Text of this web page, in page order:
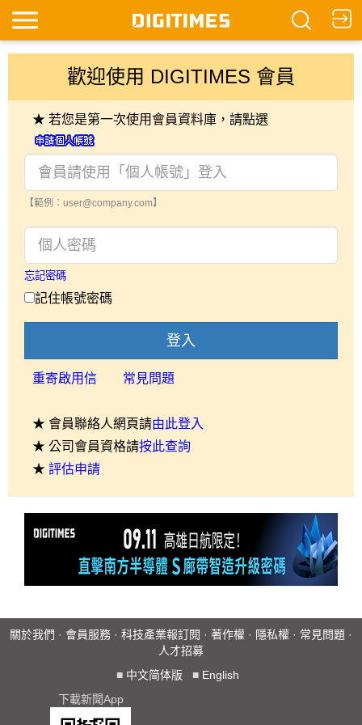
歡迎使用 DIGITIMES 會員
★ 若您是第一次使用會員資料庫，請點選
【範例：user@company.com】
忘記密碼
記住帳號密碼
登入
重寄啟用信 常見問題
★ 會員聯絡人網頁請由此登入
★ 公司會員資格請按此查詢
★ 評估申請
關於我們 · 會員服務 · 科技產業報訂閱 · 著作權 · 隱私權 · 常見問題 ·
人才招募
■ 中文简体版 ■ English
下載新聞App